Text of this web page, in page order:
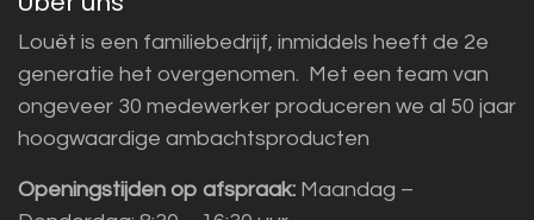
Louët is een familiebedrijf, inmiddels heeft de 2e
generatie het overgenomen. Met een team van
ongeveer 30 medewerker produceren we al 50 jaar
hoogwaardige ambachtsproducten
Openingstijden op afspraak: Maandag –